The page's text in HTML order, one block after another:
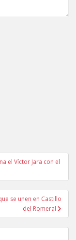
el Víctor Jara con el
se unen en Castillo
del Romeral